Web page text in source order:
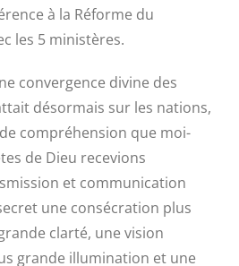
à la Réforme du
les 5 ministères.
convergence divine des
désormais sur les nations,
de compréhension que moi-
de Dieu recevions
et communication
une consécration plus
clarté, une vision
grande illumination et une